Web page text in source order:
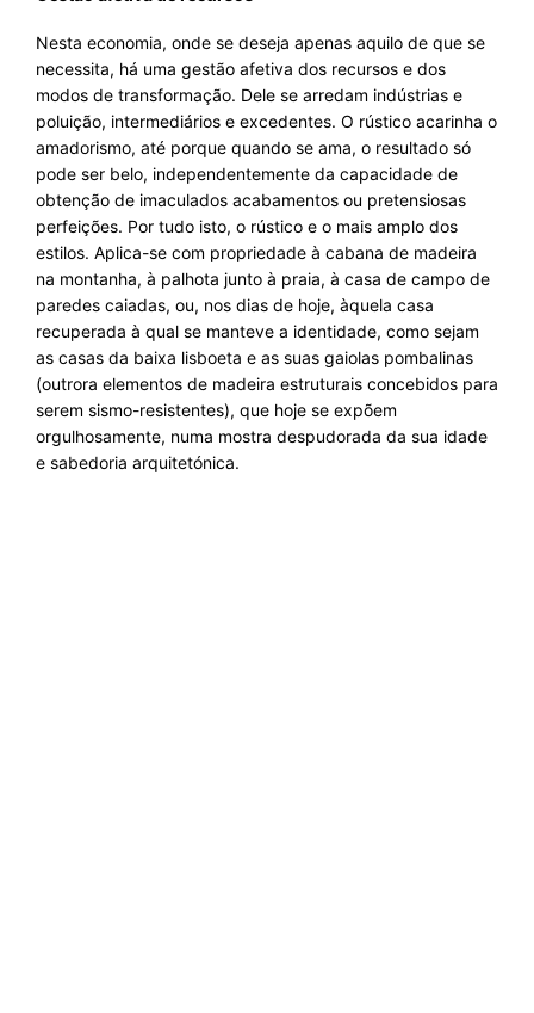
Nesta economia, onde se deseja apenas aquilo de que se
necessita, há uma gestão afetiva dos recursos e dos
modos de transformação. Dele se arredam indústrias e
poluição, intermediários e excedentes. O rústico acarinha o
amadorismo, até porque quando se ama, o resultado só
pode ser belo, independentemente da capacidade de
obtenção de imaculados acabamentos ou pretensiosas
perfeições. Por tudo isto, o rústico e o mais amplo dos
estilos. Aplica-se com propriedade à cabana de madeira
na montanha, à palhota junto à praia, à casa de campo de
paredes caiadas, ou, nos dias de hoje, àquela casa
recuperada à qual se manteve a identidade, como sejam
as casas da baixa lisboeta e as suas gaiolas pombalinas
(outrora elementos de madeira estruturais concebidos para
serem sismo-resistentes), que hoje se expõem
orgulhosamente, numa mostra despudorada da sua idade
e sabedoria arquitetónica.